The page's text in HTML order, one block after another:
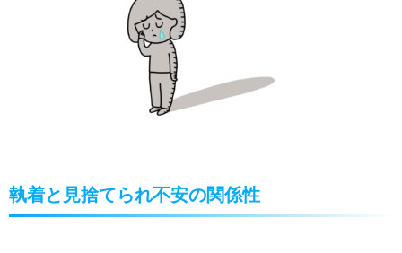
執着と見捨てられ不安の関係性